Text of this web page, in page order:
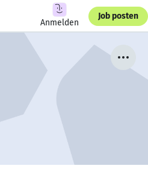
Anmelden
Job posten